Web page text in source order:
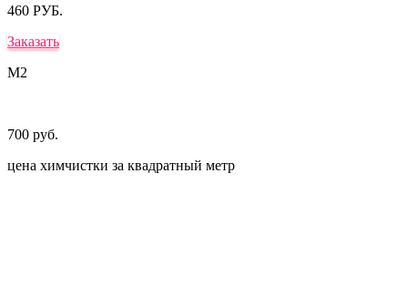
460 РУБ.
Заказать
М2
700 руб.
цена химчистки за квадратный метр